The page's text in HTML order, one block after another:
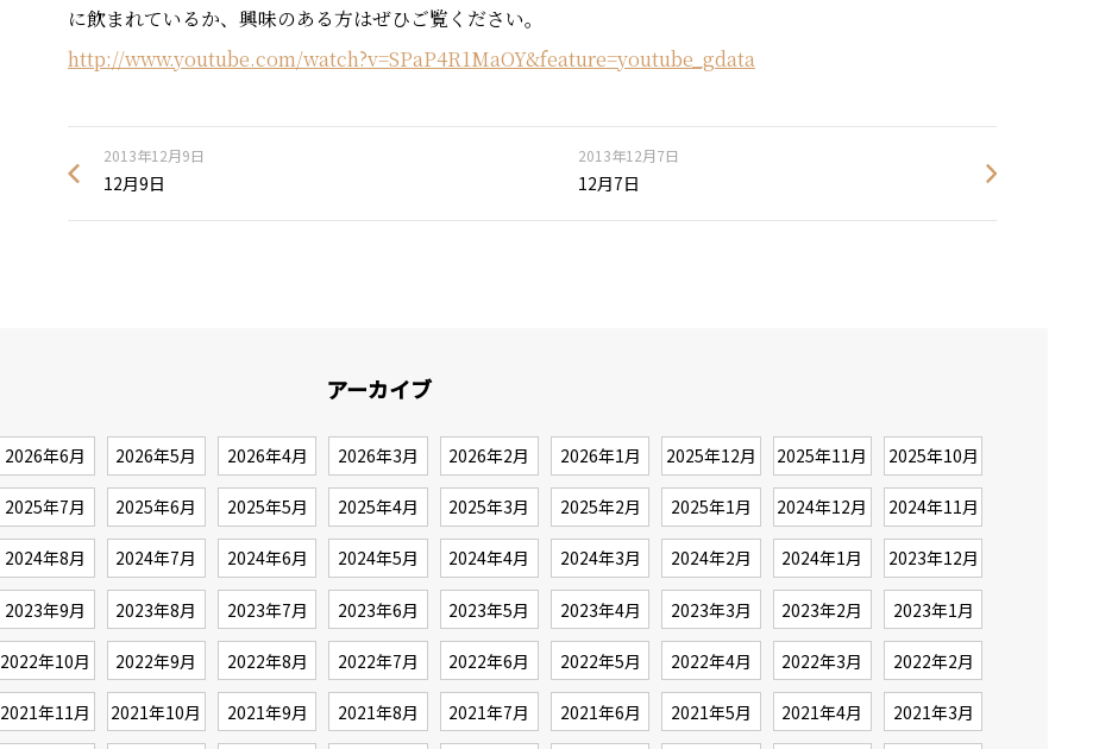
に飲まれているか、興味のある方はぜひご覧ください。
http://www.youtube.com/watch?v=SPaP4R1MaOY&feature=youtube_gdata
2013年12月9日
12月9日
2013年12月7日
12月7日
アーカイブ
2026年6月 2026年5月 2026年4月 2026年3月 2026年2月 2026年1月 2025年12月 2025年11月 2025年10月
2025年7月 2025年6月 2025年5月 2025年4月 2025年3月 2025年2月 2025年1月 2024年12月 2024年11月
2024年8月 2024年7月 2024年6月 2024年5月 2024年4月 2024年3月 2024年2月 2024年1月 2023年12月
2023年9月 2023年8月 2023年7月 2023年6月 2023年5月 2023年4月 2023年3月 2023年2月 2023年1月
2022年10月 2022年9月 2022年8月 2022年7月 2022年6月 2022年5月 2022年4月 2022年3月 2022年2月
2021年11月 2021年10月 2021年9月 2021年8月 2021年7月 2021年6月 2021年5月 2021年4月 2021年3月